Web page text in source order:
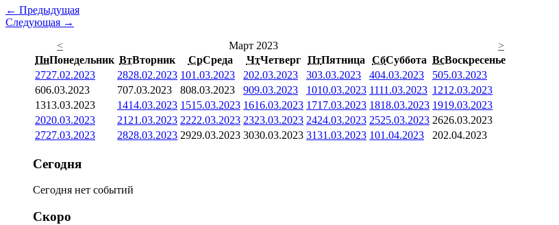
← Предыдущая
Следующая →
<
Март 2023
>
ПнПонедельник ВтВторник СрСреда ЧтЧетверг ПтПятница СбСуббота ВсВоскресенье
2727.02.2023 2828.02.2023 101.03.2023 202.03.2023 303.03.2023 404.03.2023 505.03.2023
606.03.2023 707.03.2023 808.03.2023 909.03.2023 1010.03.2023 1111.03.2023 1212.03.2023
1313.03.2023 1414.03.2023 1515.03.2023 1616.03.2023 1717.03.2023 1818.03.2023 1919.03.2023
2020.03.2023 21 21.03.2023 2222.03.2023 2323.03.2023 2424.03.2023 2525.03.2023 2626.03.2023
2727.03.2023 2828.03.2023 2929.03.2023 3030.03.2023 3131.03.2023 101.04.2023 202.04.2023
Сегодня
Сегодня нет событий
Скоро